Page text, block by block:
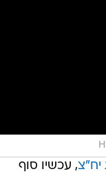
יח"צ, עכשיו סוף